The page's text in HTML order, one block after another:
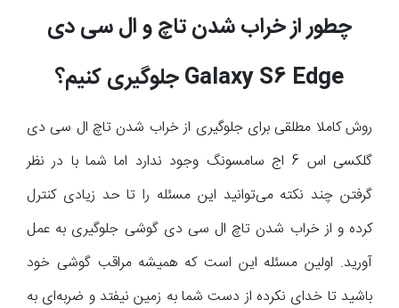
چطور از خراب شدن تاچ و ال سی دی
Galaxy S6 Edgeجلوگیری کنیم؟
روش کاملا مطلقی برای جلوگیری از خراب شدن تاچ ال سی دی
گلکسی اس 6 اج سامسونگ وجود ندارد اما شما با در نظر
گرفتن چند نکته می‌توانید این مسئله را تا حد زیادی کنترل
کرده و از خراب شدن تاچ ال سی دی گوشی جلوگیری به عمل
آورید. اولین مسئله این است که همیشه مراقب گوشی خود
باشید تا خدای نکرده از دست شما به زمین نیفتد و ضربه‌ای به